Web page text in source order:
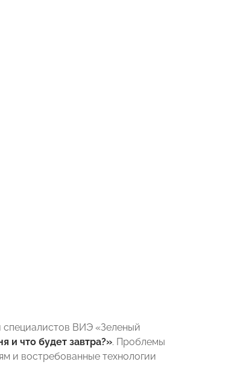
ВИЭ «Зеленый
и что будет завтра?». Проблемы
и востребованные технологии